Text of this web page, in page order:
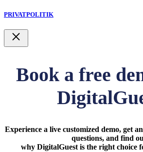
PRIVATPOLITIK
Book a free
Experience a live customized demo, get
questions, and find
why DigitalGuest is the right choice